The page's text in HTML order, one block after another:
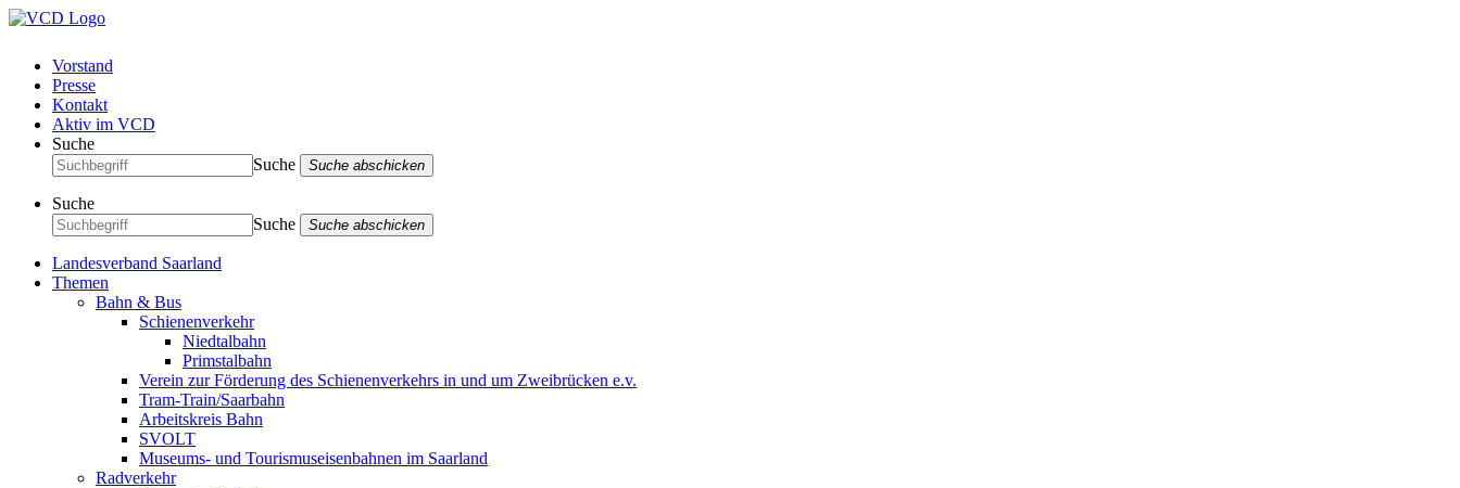
Vorstand
Presse
Kontakt
Aktiv im VCD
Suche
Suche
Suche abschicken
Suche
Suche
Suche abschicken
Landesverband Saarland
Themen
Bahn & Bus
Schienenverkehr
Niedtalbahn
Primstalbahn
Verein zur Förderung des Schienenverkehrs in und um Zweibrücken e.v.
Tram-Train/Saarbahn
Arbeitskreis Bahn
SVOLT
Museums- und Tourismuseisenbahnen im Saarland
Radverkehr